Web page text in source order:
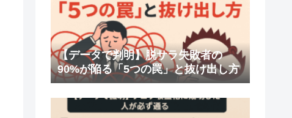
【データで判明】脱サラ失敗者の
90%が陥る「5つの罠」と抜け出し方